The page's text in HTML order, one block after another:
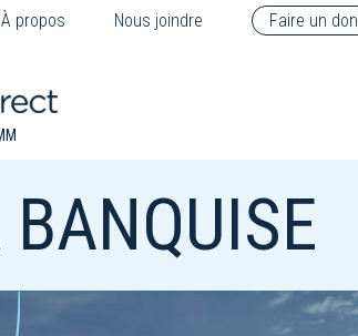
À propos Nous joindre Faire un don